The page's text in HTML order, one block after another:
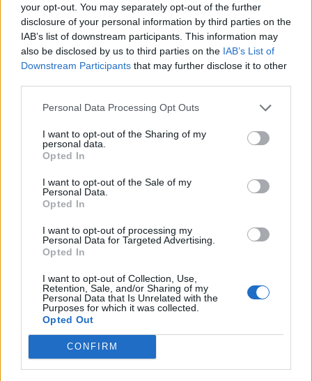
your opt-out. You may separately opt-out of the further
disclosure of your personal information by third parties on the
IAB’s list of downstream participants. This information may
also be disclosed by us to third parties on the IAB’s List of
Downstream Participants that may further disclose it to other
Personal Data Processing Opt Outs
I want to opt-out of the Sharing of my
personal data.
Opted In
I want to opt-out of the Sale of my
Personal Data.
Opted In
I want to opt-out of processing my
Personal Data for Targeted Advertising.
Opted In
I want to opt-out of Collection, Use,
Retention, Sale, and/or Sharing of my
Personal Data that Is Unrelated with the
Purposes for which it was collected.
Opted Out
CONFIRM